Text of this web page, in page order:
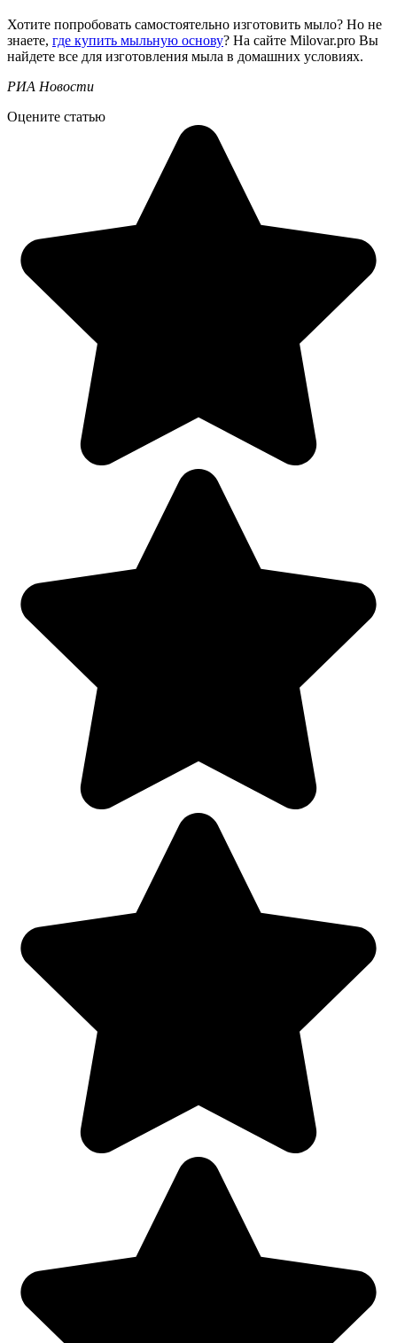
Хотите попробовать самостоятельно изготовить мыло? Но не
знаете, где купить мыльную основу? На сайте Milovar.pro Вы
найдете все для изготовления мыла в домашних условиях.
РИА Новости
Оцените статью